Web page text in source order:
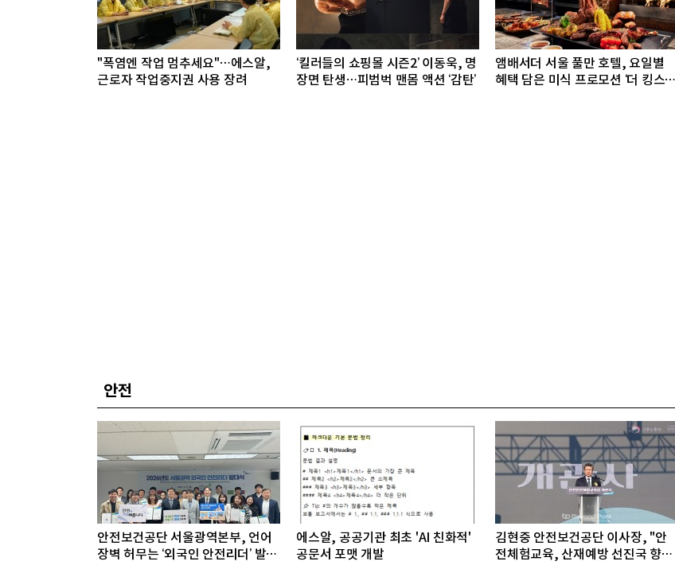
"폭염엔 작업 멈추세요"…에스알,
근로자 작업중지권 사용 장려
‘킬러들의 쇼핑몰 시즌2’ 이동욱, 명
장면 탄생…피범벅 맨몸 액션 ‘감탄’
앰배서더 서울 풀만 호텔, 요일별
혜택 담은 미식 프로모션 ‘더 킹스 :
안전
안전보건공단 서울광역본부, 언어
장벽 허무는 ‘외국인 안전리더’ 발대
에스알, 공공기관 최초 'AI 친화적'
공문서 포맷 개발
김현중 안전보건공단 이사장, "안
전체험교육, 산재예방 선진국 향한